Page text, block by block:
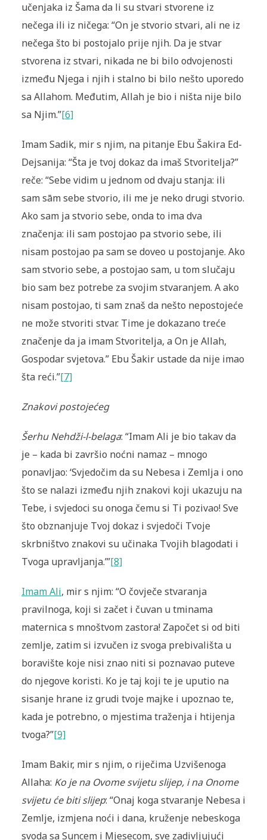
učenjaka iz Šama da li su stvari stvorene iz
nečega ili iz ničega: “On je stvorio stvari, ali ne iz
nečega što bi postojalo prije njih. Da je stvar
stvorena iz stvari, nikada ne bi bilo odvojenosti
između Njega i njih i stalno bi bilo nešto uporedo
sa Allahom. Međutim, Allah je bio i ništa nije bilo
sa Njim.”[6]
Imam Sadik, mir s njim, na pitanje Ebu Šakira Ed-
Dejsanija: “Šta je tvoj dokaz da imaš Stvoritelja?”
reče: “Sebe vidim u jednom od dvaju stanja: ili
sam sām sebe stvorio, ili me je neko drugi stvorio.
Ako sam ja stvorio sebe, onda to ima dva
značenja: ili sam postojao pa stvorio sebe, ili
nisam postojao pa sam se doveo u postojanje. Ako
sam stvorio sebe, a postojao sam, u tom slučaju
bio sam bez potrebe za svojim stvaranjem. A ako
nisam postojao, ti sam znaš da nešto nepostojeće
ne može stvoriti stvar. Time je dokazano treće
značenje da ja imam Stvoritelja, a On je Allah,
Gospodar svjetova.” Ebu Šakir ustade da nije imao
šta reći.”[7]
Znakovi postojećeg
Šerhu Nehdži-l-belaga: “Imam Ali je bio takav da
je – kada bi završio noćni namaz – mnogo
ponavljao: ‘Svjedočim da su Nebesa i Zemlja i ono
što se nalazi između njih znakovi koji ukazuju na
Tebe, i svjedoci su onoga čemu si Ti pozivao! Sve
što obznanjuje Tvoj dokaz i svjedoči Tvoje
skrbništvo znakovi su učinaka Tvojih blagodati i
Tvoga upravljanja.’”[8]
Imam Ali, mir s njim: “O čovječe stvaranja
pravilnoga, koji si začet i čuvan u tminama
maternica s mnoštvom zastora! Započet si od biti
zemlje, zatim si izvučen iz svoga prebivališta u
boravište koje nisi znao niti si poznavao puteve
do njegove koristi. Ko je taj koji te je uputio na
sisanje hrane iz grudi tvoje majke i upoznao te,
kada je potrebno, o mjestima traženja i htijenja
tvoga?”[9]
Imam Bakir, mir s njim, o riječima Uzvišenoga
Allaha: Ko je na Ovome svijetu slijep, i na Onome
svijetu će biti slijep: “Onaj koga stvaranje Nebesa i
Zemlje, izmjena noći i dana, kruženje nebeskoga
svoda sa Suncem i Mjesecom, sve zadivljujući